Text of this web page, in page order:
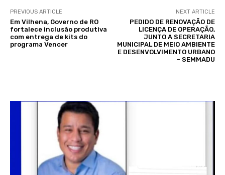
PREVIOUS ARTICLE
Em Vilhena, Governo de RO
fortalece inclusão produtiva
com entrega de kits do
programa Vencer
NEXT ARTICLE
PEDIDO DE RENOVAÇÃO DE
LICENÇA DE OPERAÇÃO,
JUNTO A SECRETARIA
MUNICIPAL DE MEIO AMBIENTE
E DESENVOLVIMENTO URBANO
– SEMMADU